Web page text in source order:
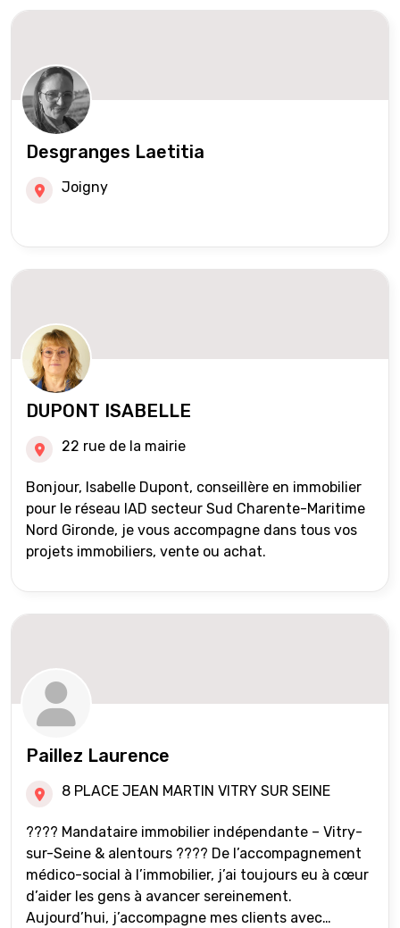
acquéreurs auprès de partenaires financiers
réseau Iad France et Iad Deutschland Inter agence
Desgranges Laetitia
Joigny
DUPONT ISABELLE
22 rue de la mairie
Bonjour, Isabelle Dupont, conseillère en immobilier
pour le réseau IAD secteur Sud Charente-Maritime
Nord Gironde, je vous accompagne dans tous vos
projets immobiliers, vente ou achat.
Paillez Laurence
8 PLACE JEAN MARTIN VITRY SUR SEINE
???? Mandataire immobilier indépendante – Vitry-
sur-Seine & alentours ???? De l’accompagnement
médico-social à l’immobilier, j’ai toujours eu à cœur
d’aider les gens à avancer sereinement.
Aujourd’hui, j’accompagne mes clients avec